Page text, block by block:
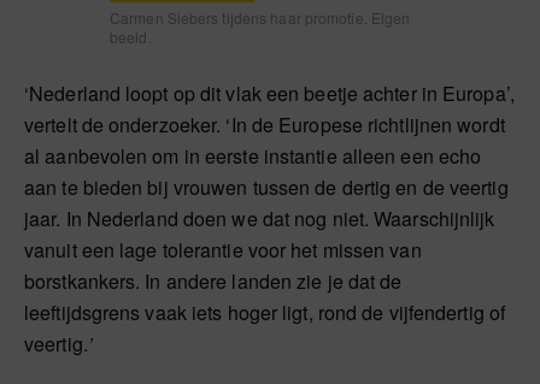
Carmen Siebers tijdens haar promotie. Eigen
beeld.
‘Nederland loopt op dit vlak een beetje achter in Europa’,
vertelt de onderzoeker. ‘In de Europese richtlijnen wordt
al aanbevolen om in eerste instantie alleen een echo
aan te bieden bij vrouwen tussen de dertig en de veertig
jaar. In Nederland doen we dat nog niet. Waarschijnlijk
vanuit een lage tolerantie voor het missen van
borstkankers. In andere landen zie je dat de
leeftijdsgrens vaak iets hoger ligt, rond de vijfendertig of
veertig.’